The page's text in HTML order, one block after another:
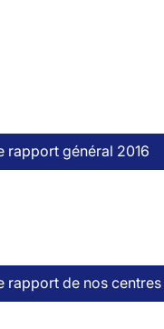
rapport général 2016
rapport de nos centres